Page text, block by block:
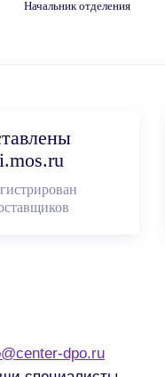
Начальник отделения
dpo.ru